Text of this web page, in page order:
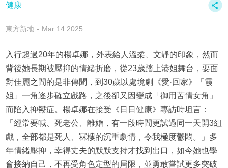
健康
東方新地 Mar 14 2025
入行超過20年的楊卓娜，外表給人溫柔、文靜的印象，然而
背後她長期被壓抑的情緒折磨，從23歲踏上港姐舞台，要面
對佳麗之間的是非傳聞，到30歲以處境劇《愛·回家》「霞
姐」一角逐步確立戲路，之後卻又因變成「御用苦情女角」
而陷入抑鬱症。楊卓娜在接受《日日健康》專訪時坦言：
「經常要喊、死老公、離婚，有一段時間更試過同一天開3組
戲，全部都是死人、冧樓的沉重劇情，令我極度鬱悶。」多
年情緒壓抑，幸得丈夫的默默支持才找到出口，如今她也學
會接納自己，不再受角色定型的局限，並勇敢嘗試更多突破